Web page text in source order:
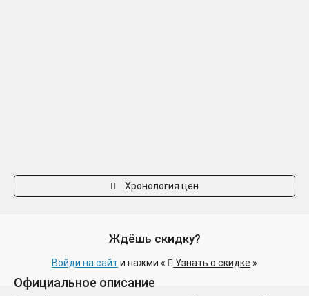
Хронология цен
Ждёшь скидку?
Войди на сайт и нажми « Узнать о скидке »
Официальное описание